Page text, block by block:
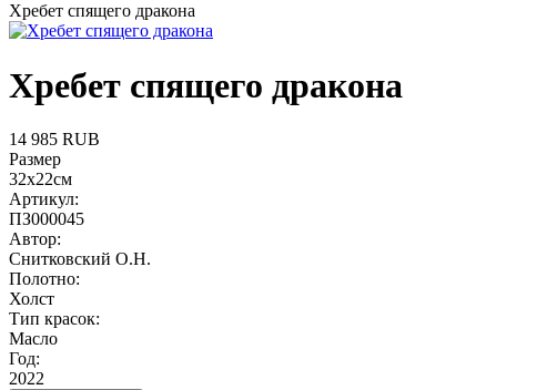
Хребет спящего дракона
Хребет спящего дракона
14 985 RUB
Размер
32x22см
Артикул:
ПЗ000045
Автор:
Снитковский О.Н.
Полотно:
Холст
Тип красок:
Масло
Год:
2022